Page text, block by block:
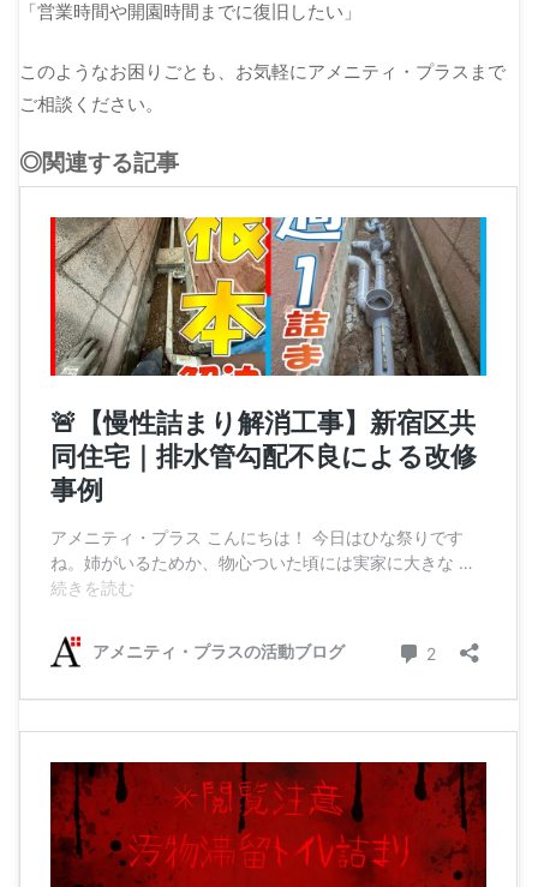
「営業時間や開園時間までに復旧したい」
このようなお困りごとも、お気軽にアメニティ・プラスまで
ご相談ください。
◎関連する記事